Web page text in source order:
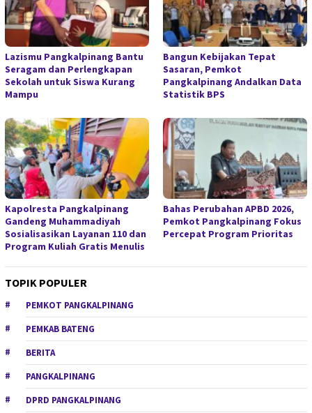
Lazismu Pangkalpinang Bantu
Seragam dan Perlengkapan
Sekolah untuk Siswa Kurang
Mampu
Bangun Kebijakan Tepat
Sasaran, Pemkot
Pangkalpinang Andalkan Data
Statistik BPS
Kapolresta Pangkalpinang
Gandeng Muhammadiyah
Sosialisasikan Layanan 110 dan
Program Kuliah Gratis Menulis
Bahas Perubahan APBD 2026,
Pemkot Pangkalpinang Fokus
Percepat Program Prioritas
TOPIK POPULER
PEMKOT PANGKALPINANG
PEMKAB BATENG
BERITA
PANGKALPINANG
DPRD PANGKALPINANG